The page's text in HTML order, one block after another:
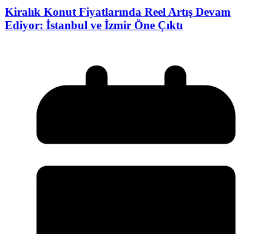
Kiralık Konut Fiyatlarında Reel Artış Devam
Ediyor: İstanbul ve İzmir Öne Çıktı